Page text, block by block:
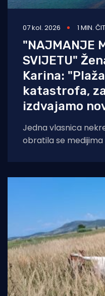
07 kol. 2026 1 MIN.
"NAJMANJE
SVIJETU"
Karina:
katastrofa,
izdvajamo
Jedna vlasnica
obratila se